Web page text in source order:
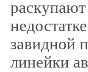
завидной
линейки